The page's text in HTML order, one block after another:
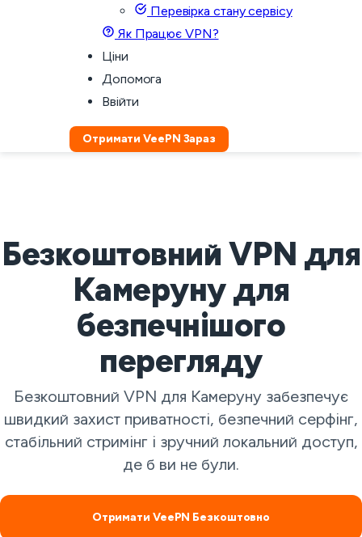
Перевірка стану сервісу
Як Працює VPN?
Ціни
Допомога
Ввійти
Отримати VeePN Зараз
Безкоштовний VPN для
Камеруну для
безпечнішого
перегляду
Безкоштовний VPN для Камеруну забезпечує
швидкий захист приватності, безпечний серфінг,
стабільний стримінг і зручний локальний доступ,
де б ви не були.
Отримати VeePN Безкоштовно